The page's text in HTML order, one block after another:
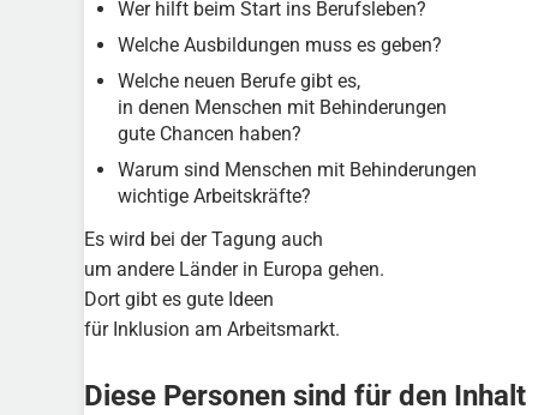
Wer hilft beim Start ins Berufsleben?
Welche Ausbildungen muss es geben?
Welche neuen Berufe gibt es,
in denen Menschen mit Behinderungen
gute Chancen haben?
Warum sind Menschen mit Behinderungen
wichtige Arbeitskräfte?
Es wird bei der Tagung auch
um andere Länder in Europa gehen.
Dort gibt es gute Ideen
für Inklusion am Arbeitsmarkt.
Diese Personen sind für den Inhalt